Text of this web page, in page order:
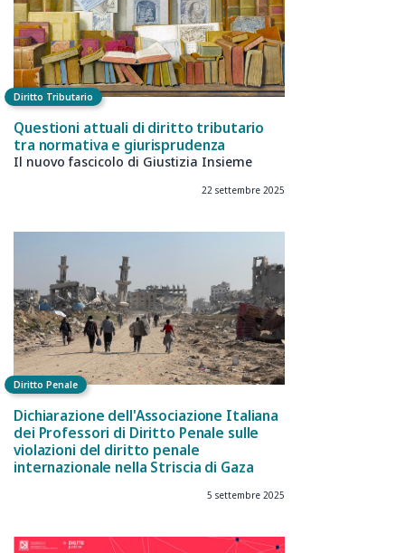
Diritto Tributario
Questioni attuali di diritto tributario
tra normativa e giurisprudenza
Il nuovo fascicolo di Giustizia Insieme
22 settembre 2025
Diritto Penale
Dichiarazione dell'Associazione Italiana
dei Professori di Diritto Penale sulle
violazioni del diritto penale
internazionale nella Striscia di Gaza
5 settembre 2025